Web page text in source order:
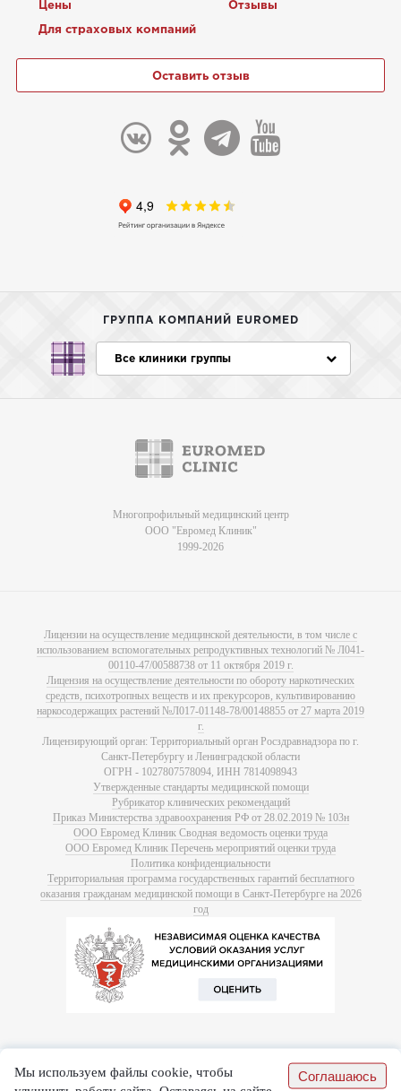
Цены Отзывы
Для страховых компаний
Оставить отзыв
ГРУППА КОМПАНИЙ EUROMED
Все клиники группы
Многопрофильный медицинский центр
ООО "Евромед Клиник"
1999-2026
Лицензии на осуществление медицинской деятельности, в том числе с
использованием вспомогательных репродуктивных технологий № Л041-
00110-47/00588738 от 11 октября 2019 г.
Лицензия на осуществление деятельности по обороту наркотических
средств, психотропных веществ и их прекурсоров, культивированию
наркосодержащих растений №Л017-01148-78/00148855 от 27 марта 2019
г.
Лицензирующий орган: Территориальный орган Росздравнадзора по г.
Санкт-Петербургу и Ленинградской области
ОГРН - 1027807578094, ИНН 7814098943
Утвержденные стандарты медицинской помощи
Рубрикатор клинических рекомендаций
Приказ Министерства здравоохранения РФ от 28.02.2019 № 103н
ООО Евромед Клиник Сводная ведомость оценки труда
ООО Евромед Клиник Перечень мероприятий оценки труда
Политика конфиденциальности
Территориальная программа государственных гарантий бесплатного
оказания гражданам медицинской помощи в Санкт-Петербурге на 2026
год
Мы используем файлы cookie, чтобы
Соглашаюсь